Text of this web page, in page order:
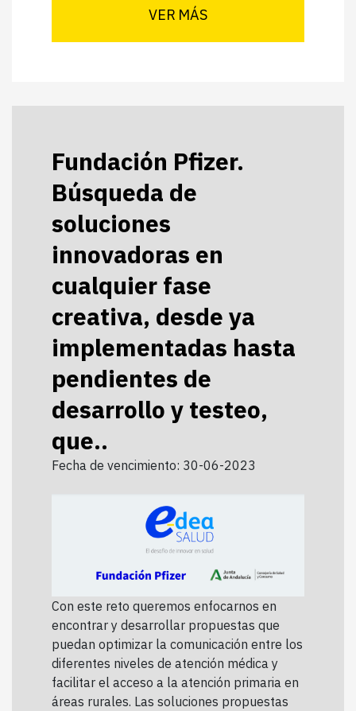
VER MÁS
Fundación Pfizer.
Búsqueda de
soluciones
innovadoras en
cualquier fase
creativa, desde ya
implementadas hasta
pendientes de
desarrollo y testeo,
que..
Fecha de vencimiento: 30-06-2023
Con este reto queremos enfocarnos en
encontrar y desarrollar propuestas que
puedan optimizar la comunicación entre los
diferentes niveles de atención médica y
facilitar el acceso a la atención primaria en
áreas rurales. Las soluciones propuestas